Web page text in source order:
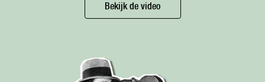
Bekijk de video